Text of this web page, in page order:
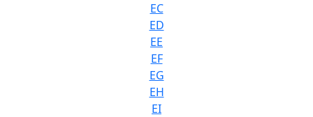
EC
ED
EE
EF
EG
EH
EI